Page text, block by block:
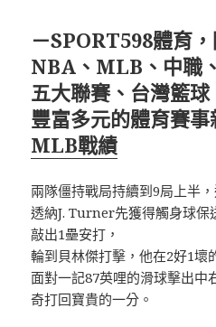
－SPORT598體育
NBA、MLB、中職
五大聯賽、台灣籃
豐富多元的體育賽
MLB戰績
兩隊僵持戰局持續到9局上半
透納J. Turner先獲得觸身球
敲出1壘安打，
輪到貝林傑打擊，他在2好1壞
面對一記87英哩的滑球擊出中
奇打回寶貴的一分。